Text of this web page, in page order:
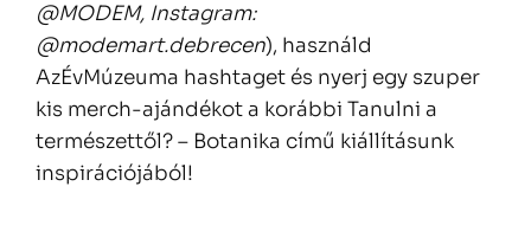
@MODEM, Instagram:
@modemart.debrecen), használd
AzÉvMúzeuma hashtaget és nyerj egy szuper
kis merch-ajándékot a korábbi Tanulni a
természettől? – Botanika című kiállításunk
inspirációjából!